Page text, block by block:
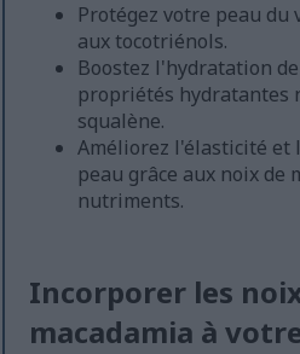
Protégez votre peau
aux tocotriénols.
Boostez l'hydratation
propriétés hydratantes
squalène.
Améliorez l'élasticité et
peau grâce aux noix de
nutriments.
Incorporer les
macadamia à